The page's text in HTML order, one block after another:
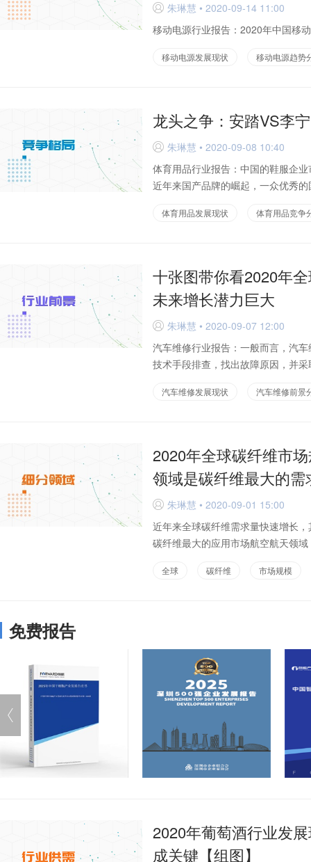
D 朱琳慧 • 2020-09-14 11:00
移动电源行业报告：2020年中国移
移动电源发展现状 移动电源趋势
龙头之争：安踏VS李
D 朱琳慧 • 2020-09-08 10:40
体育用品行业报告：中国的鞋服企
近年来国产品牌的崛起，一众优秀
体育用品发展现状 体育用品竞争
十张图带你看2020年
未来增长潜力巨大
D 朱琳慧 • 2020-09-07 12:00
汽车维修行业报告：一般而言，汽
技术手段排查，找出故障原因，并
汽车维修发展现状 汽车维修前景
2020年全球碳纤维市
领域是碳纤维最大的
D 朱琳慧 • 2020-09-01 15:00
近年来全球碳纤维需求量快速增长
碳纤维最大的应用市场航空航天领
全球 碳纤维 市场规模
免费报告
2020年葡萄酒行业发
成关键【组图】